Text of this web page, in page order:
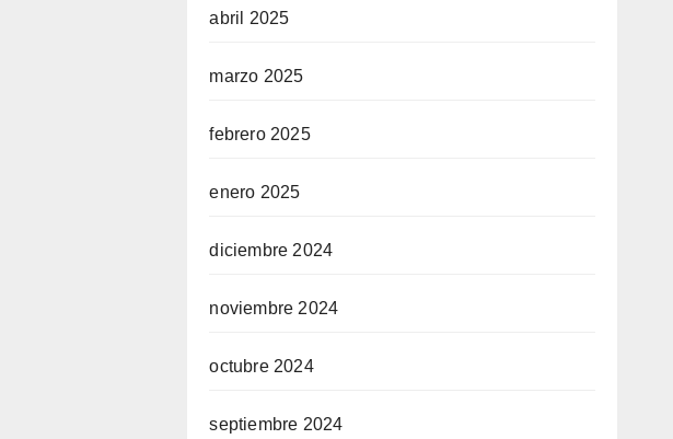
abril 2025
marzo 2025
febrero 2025
enero 2025
diciembre 2024
noviembre 2024
octubre 2024
septiembre 2024